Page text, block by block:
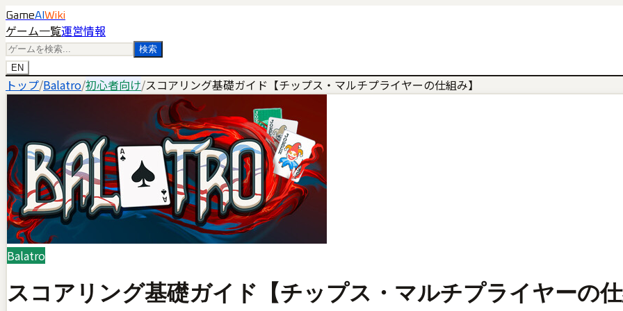
GameAI Wiki
ゲーム一覧運営情報
検索
EN
トップ/Balatro/初心者向け/スコアリング基礎ガイド【チップス・マルチプライヤーの仕組み】
Balatro
スコアリング基礎ガイド【チップス・マルチプライヤーの